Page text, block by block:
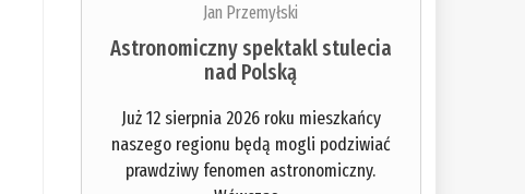
Jan Przemyłski
Astronomiczny spektakl stulecia
nad Polską
Już 12 sierpnia 2026 roku mieszkańcy
naszego regionu będą mogli podziwiać
prawdziwy fenomen astronomiczny.